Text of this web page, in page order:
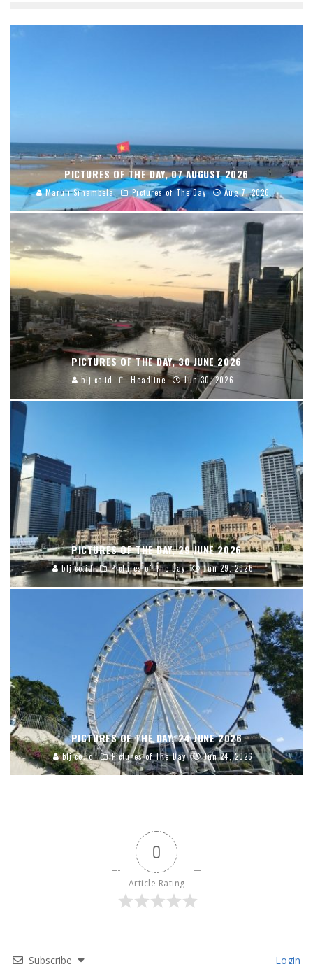
PICTURES OF THE DAY, 07 AUGUST 2026
Maruli Sinambela Pictures of The Day Aug 7, 2026
PICTURES OF THE DAY, 30 JUNE 2026
blj.co.id Headline Jun 30, 2026
PICTURES OF THE DAY, 29 JUNE 2026
blj.co.id Pictures of The Day Jun 29, 2026
PICTURES OF THE DAY, 24 JUNE 2026
blj.co.id Pictures of The Day Jun 24, 2026
0
Article Rating
Subscribe Login